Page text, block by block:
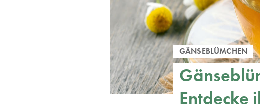
GÄNSEBLÜMCHEN
Entdecke